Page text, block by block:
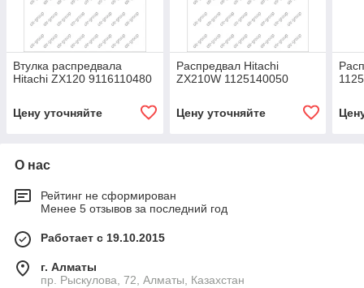
Втулка распредвала
Hitachi ZX120 9116110480
Цену уточняйте
Распредвал Hitachi
ZX210W 1125140050
Цену уточняйте
О нас
Рейтинг не сформирован
Менее 5 отзывов за последний год
Работает с 19.10.2015
г. Алматы
пр. Рыскулова, 72, Алматы, Казахстан